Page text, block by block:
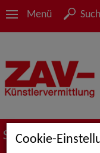
Menü
Suche nach
Cookie-